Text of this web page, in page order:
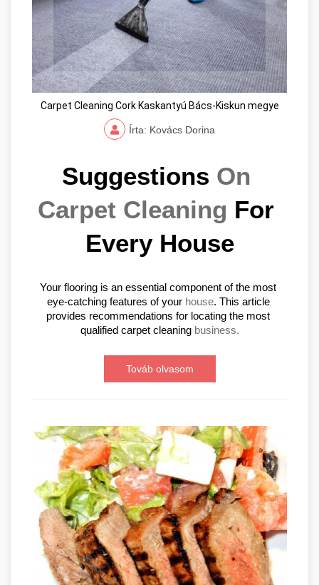
Carpet Cleaning Cork Kaskantyú Bács-Kiskun megye
Írta: Kovács Dorina
Suggestions On
Carpet Cleaning For
Every House
Your flooring is an essential component of the most
eye-catching features of your house. This article
provides recommendations for locating the most
qualified carpet cleaning business.
Továb olvasom